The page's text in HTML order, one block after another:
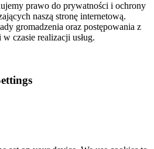
prawo do prywatności i ochrony
naszą stronę internetową.
gromadzenia oraz postępowania z
czasie realizacji usług.